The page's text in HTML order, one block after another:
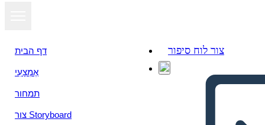
דף הבית
אֶמְצָעִי
תמחור
צור Storyboard
צור לוח סיפור